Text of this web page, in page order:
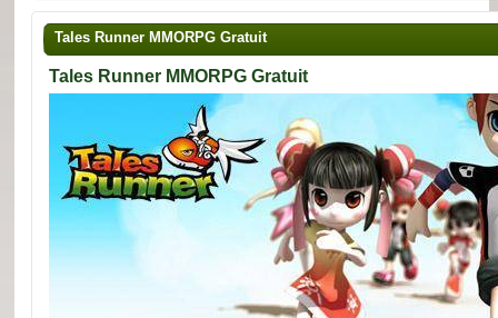
JEUX SUR NAVIGATEUR MMO POUR ENFANTS
MMO DE SPORT
Tales Runner MMORPG Gratuit
Tales Runner MMORPG Gratuit